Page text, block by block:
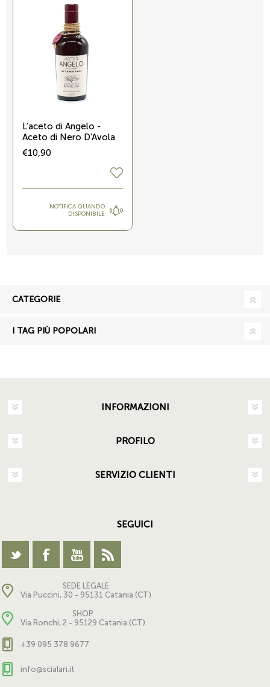
L’aceto di Angelo -
Aceto di Nero D'Avola
€10,90
NOTIFICA QUANDO
DISPONIBILE
CATEGORIE
I TAG PIÙ POPOLARI
INFORMAZIONI
PROFILO
SERVIZIO CLIENTI
SEGUICI
SEDE LEGALE
Via Puccini, 30 - 95131 Catania (CT)
SHOP
Via Ronchi, 2 - 95129 Catania (CT)
+39 095 378 9677
info@scialari.it